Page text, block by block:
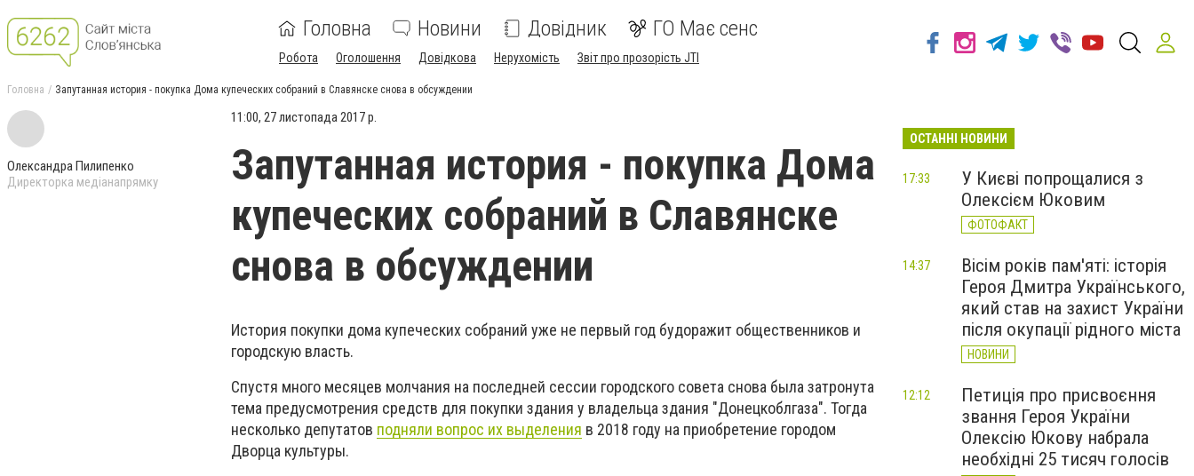
Головна Новини Довідник ГО Має сенс
Робота Оголошення Довідкова Нерухомість Звіт про прозорість JTI
Головна Запутанная история - покупка Дома купеческих собраний в Славянске снова в обсуждении
Олександра Пилипенко
Директорка медіанапрямку
11:00, 27 листопада 2017 р.
Запутанная история - покупка Дома
купеческих собраний в Славянске
снова в обсуждении
История покупки дома купеческих собраний уже не первый год будоражит общественников и
городскую власть.
Спустя много месяцев молчания на последней сессии городского совета снова была затронута
тема предусмотрения средств для покупки здания у владельца здания "Донецкоблгаза". Тогда
несколько депутатов подняли вопрос их выделения в 2018 году на приобретение городом
Дворца культуры.
ОСТАННІ НОВИНИ
У Києві попрощалися з
Олексієм Юковим
ФОТОФАКТ
17:33
Вісім років пам'яті: історія
Героя Дмитра Українського,
який став на захист України
після окупації рідного міста
НОВИНИ
14:37
Петиція про присвоєння
звання Героя України
Олексію Юкову набрала
необхідні 25 тисяч голосів
12:12